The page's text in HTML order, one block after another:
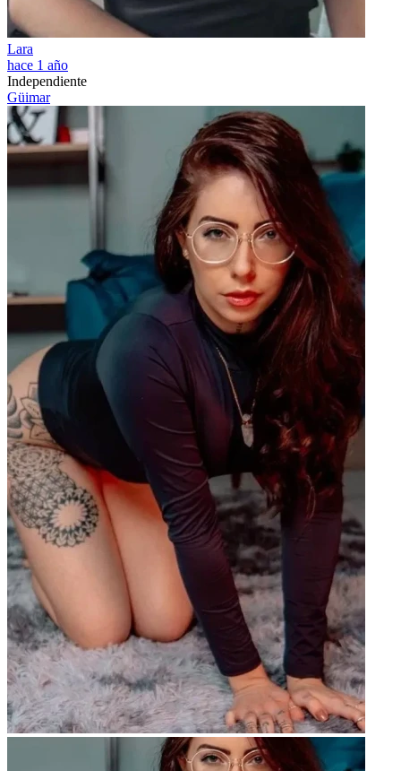
Lara
hace 1 año
Independiente
Güimar